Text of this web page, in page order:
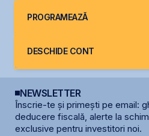
PROGRAMEAZĂ
DESCHIDE CONT
NEWSLETTER
Înscrie-te și primești pe email:
deducere fiscală, alerte la
exclusive pentru investitori noi.